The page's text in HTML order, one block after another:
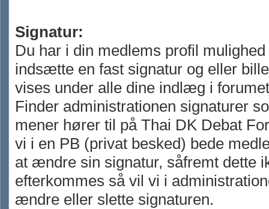
Signatur:
Du har i din medlems profil
indsætte en fast signatur og eller
vises under alle dine indlæg i
Finder administrationen signaturer
mener hører til på Thai DK Debat
vi i en PB (privat besked) bede
at ændre sin signatur, såfremt dette
efterkommes så vil vi i
ændre eller slette signaturen.